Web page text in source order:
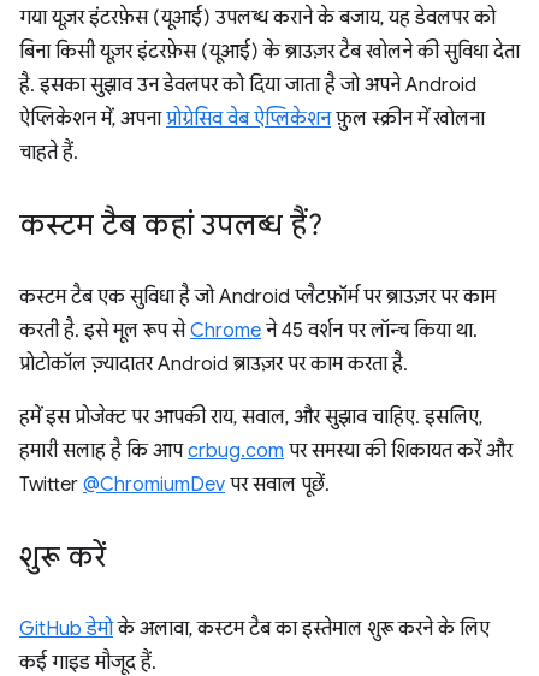
गया यूज़र इंटरफ़ेस (यूआई) उपलब्ध कराने के बजाय, यह डेवलपर को
बिना किसी यूज़र इंटरफ़ेस (यूआई) के ब्राउज़र टैब खोलने की सुविधा देता
है. इसका सुझाव उन डेवलपर को दिया जाता है जो अपने Android
ऐप्लिकेशन में, अपनाप्रोग्रेसिव वेब ऐप्लिकेशनफ़ुल स्क्रीन में खोलना
चाहते हैं.
कस्टम टैब कहां उपलब्ध हैं?
कस्टम टैब एक सुविधा है जो Android प्लैटफ़ॉर्म पर ब्राउज़र पर काम
करती है. इसे मूल रूप सेChrome ने 45 वर्शन पर लॉन्च किया था.
प्रोटोकॉल ज़्यादातर Android ब्राउज़र पर काम करता है.
हमें इस प्रोजेक्ट पर आपकी राय, सवाल, और सुझाव चाहिए. इसलिए,
हमारी सलाह है कि आपcrbug.com पर समस्या की शिकायत करें और
Twitter @ChromiumDev पर सवाल पूछें.
शुरू करें
GitHub डेमोके अलावा, कस्टम टैब का इस्तेमाल शुरू करने के लिए
कई गाइड मौजूद हैं.